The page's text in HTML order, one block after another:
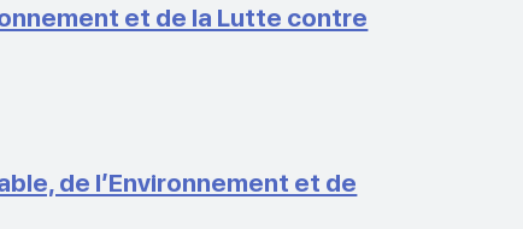
et de la Lutte contre
de l’Environnement et de